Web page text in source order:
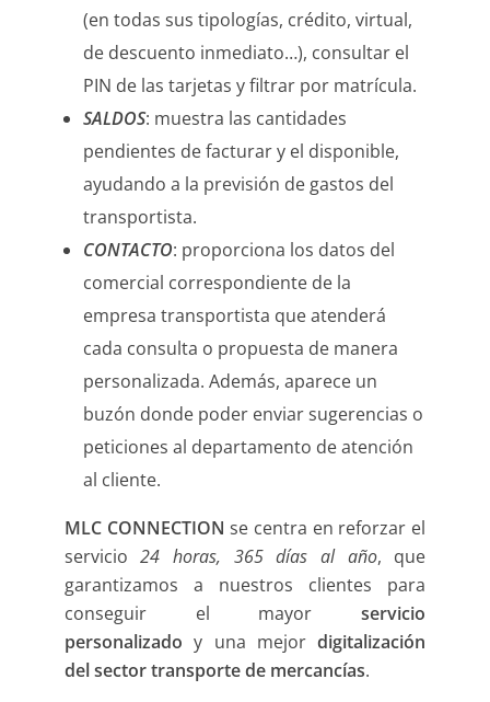
(en todas sus tipologías, crédito, virtual,
de descuento inmediato…), consultar el
PIN de las tarjetas y filtrar por matrícula.
SALDOS: muestra las cantidades
pendientes de facturar y el disponible,
ayudando a la previsión de gastos del
transportista.
CONTACTO: proporciona los datos del
comercial correspondiente de la
empresa transportista que atenderá
cada consulta o propuesta de manera
personalizada. Además, aparece un
buzón donde poder enviar sugerencias o
peticiones al departamento de atención
al cliente.
MLC CONNECTIONse centra en reforzar el
servicio 24 horas, 365 días al año, que
garantizamos a nuestros clientes para
conseguir el mayorservicio
personalizado y una mejordigitalización
del sector transporte de mercancías.